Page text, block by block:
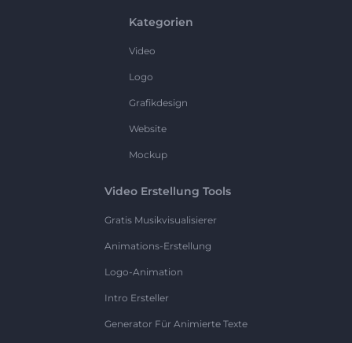
Kategorien
Video
Logo
Grafikdesign
Website
Mockup
Video Erstellung Tools
Gratis Musikvisualisierer
Animations-Erstellung
Logo-Animation
Intro Ersteller
Generator Für Animierte Texte